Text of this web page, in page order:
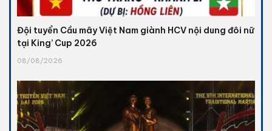
Đội tuyển Cầu mây Việt Nam giành HCV nội dung đôi nữ
tại King’ Cup 2026
08/08/2026